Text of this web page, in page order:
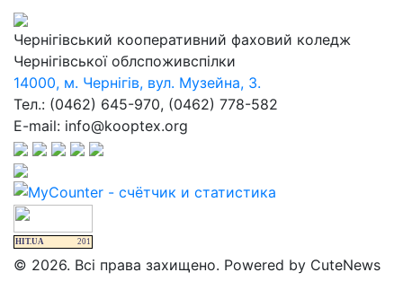
Чернігівський кооперативний фаховий коледж
Чернігівської облспоживспілки
14000, м. Чернігів, вул. Музейна, 3.
Тел.: (0462) 645-970, (0462) 778-582
E-mail: info@kooptex.org
HIT.UA 201
© 2026. Всі права захищено. Powered by CuteNews